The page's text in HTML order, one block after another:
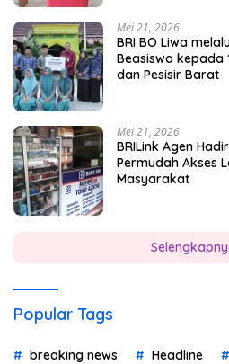
Mei 21, 2026
BRI BO Liwa
Beasiswa kepada
dan Pesisir Barat
Mei 21, 2026
BRILink Agen
Permudah Akses
Masyarakat
Popular Tags
breaking news Headline